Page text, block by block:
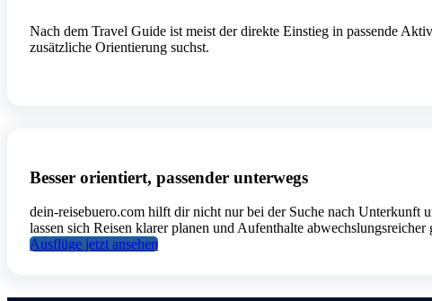
Nach dem Travel Guide ist meist der direkte Einstieg in passende
zusätzliche Orientierung suchst.
Besser orientiert, passender unterwegs
dein-reisebuero.com hilft dir nicht nur bei der Suche nach Unterkunft
lassen sich Reisen klarer planen und Aufenthalte abwechslungsreicher
Ausflüge jetzt ansehen